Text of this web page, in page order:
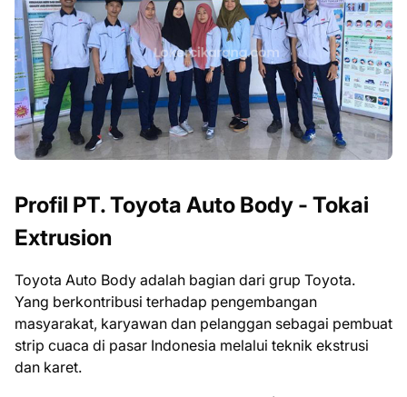
Profil PT. Toyota Auto Body - Tokai
Extrusion
Toyota Auto Body adalah bagian dari grup Toyota.
Yang berkontribusi terhadap pengembangan
masyarakat, karyawan dan pelanggan sebagai pembuat
strip cuaca di pasar Indonesia melalui teknik ekstrusi
dan karet.